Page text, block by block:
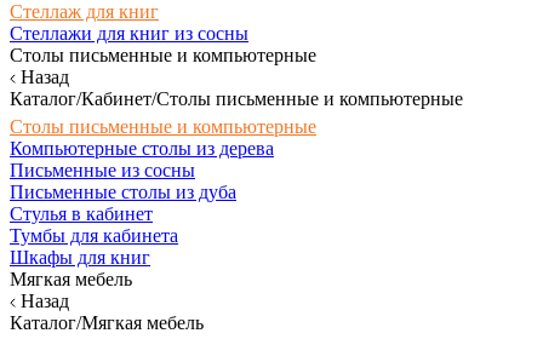
Стеллаж для книг
Стеллажи для книг из сосны
Столы письменные и компьютерные
Назад
Каталог/Кабинет/Столы письменные и компьютерные
Столы письменные и компьютерные
Компьютерные столы из дерева
Письменные из сосны
Письменные столы из дуба
Стулья в кабинет
Тумбы для кабинета
Шкафы для книг
Мягкая мебель
Назад
Каталог/Мягкая мебель